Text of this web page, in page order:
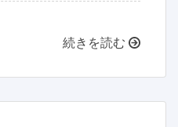
続きを読む